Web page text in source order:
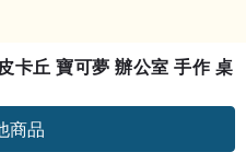
卡丘 寶可夢 辦公室 手作 桌
商品